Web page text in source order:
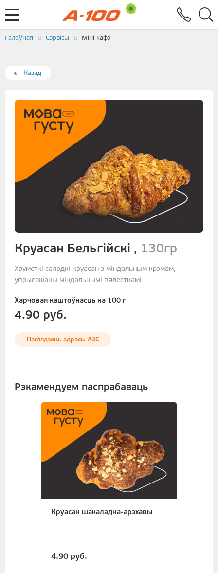
Зваротная сувязь
Паслугi
Заяўка на выстаўленне ЭРФ
Галоўная Сэрвісы Міні-кафэ
Назад
Круасан Бельгійскі , 130гр
Хрумсткі салодкі круасан з міндальным крэмам,
упрыгожаны міндальнымі пялёсткамі
Харчовая каштоўнасць на 100 г
4.90 руб.
Паглядзець адрасы АЗС
Рэкамендуем паспрабаваць
Круасан шакаладна-арэхавы
4.90 руб.